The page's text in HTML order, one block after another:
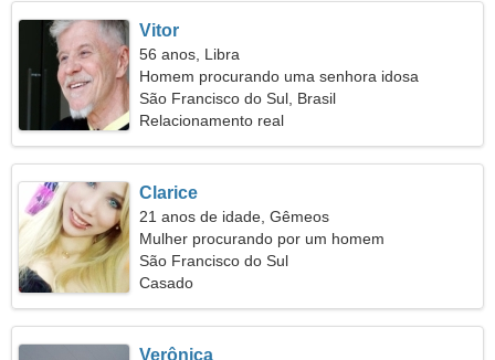
Vitor
56 anos, Libra
Homem procurando uma senhora idosa
São Francisco do Sul, Brasil
Relacionamento real
Clarice
21 anos de idade, Gêmeos
Mulher procurando por um homem
São Francisco do Sul
Casado
Verônica